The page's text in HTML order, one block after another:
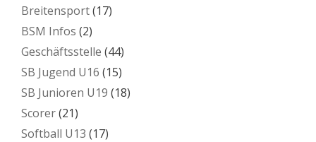
Breitensport(17)
BSM Infos (2)
Geschäftsstelle (44)
SB Jugend U16 (15)
SB Junioren U19 (18)
Scorer(21)
Softball U13 (17)